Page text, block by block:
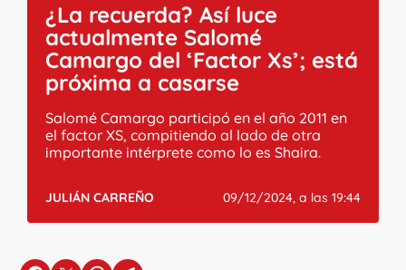
¿La recuerda? Así luce
actualmente Salomé
Camargo del ‘Factor Xs’; está
próxima a casarse
Salomé Camargo participó en el año 2011 en
el factor XS, compitiendo al lado de otra
importante intérprete como lo es Shaira.
JULIÁN CARREÑO 09/12/2024, a las 19:44